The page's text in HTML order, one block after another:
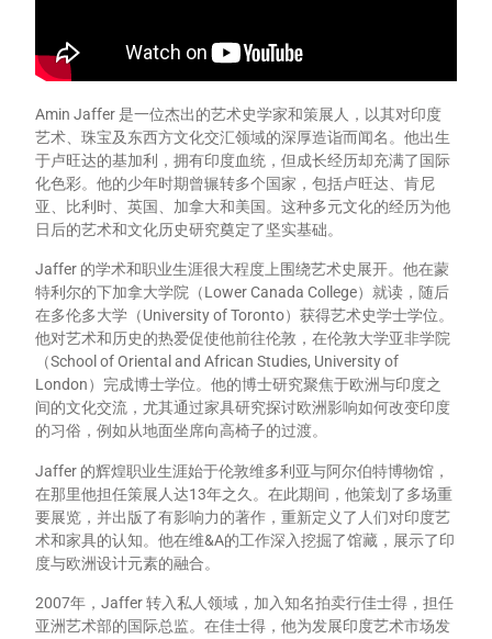
Amin Jaffer 是一位杰出的艺术史学家和策展人，以其对印度
艺术、珠宝及东西方文化交汇领域的深厚造诣而闻名。他出生
于卢旺达的基加利，拥有印度血统，但成长经历却充满了国际
化色彩。他的少年时期曾辗转多个国家，包括卢旺达、肯尼
亚、比利时、英国、加拿大和美国。这种多元文化的经历为他
日后的艺术和文化历史研究奠定了坚实基础。
Jaffer 的学术和职业生涯很大程度上围绕艺术史展开。他在蒙
特利尔的下加拿大学院（Lower Canada College）就读，随后
在多伦多大学（University of Toronto）获得艺术史学士学位。
他对艺术和历史的热爱促使他前往伦敦，在伦敦大学亚非学院
（School of Oriental and African Studies, University of
London）完成博士学位。他的博士研究聚焦于欧洲与印度之
间的文化交流，尤其通过家具研究探讨欧洲影响如何改变印度
的习俗，例如从地面坐席向高椅子的过渡。
Jaffer 的辉煌职业生涯始于伦敦维多利亚与阿尔伯特博物馆，
在那里他担任策展人达13年之久。在此期间，他策划了多场重
要展览，并出版了有影响力的著作，重新定义了人们对印度艺
术和家具的认知。他在维&A的工作深入挖掘了馆藏，展示了印
度与欧洲设计元素的融合。
2007年，Jaffer 转入私人领域，加入知名拍卖行佳士得，担任
亚洲艺术部的国际总监。在佳士得，他为发展印度艺术市场发